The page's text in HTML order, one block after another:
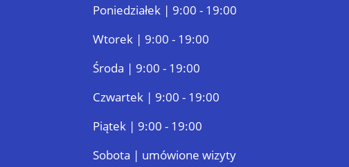
Poniedziałek | 9:00 - 19:00
Wtorek | 9:00 - 19:00
Środa | 9:00 - 19:00
Czwartek | 9:00 - 19:00
Piątek | 9:00 - 19:00
Sobota | umówione wizyty